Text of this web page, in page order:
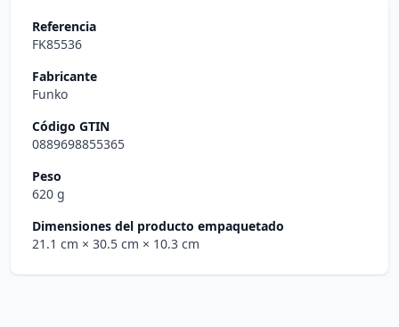
Referencia
FK85536
Fabricante
Funko
Código GTIN
0889698855365
Peso
620 g
Dimensiones del producto empaquetado
21.1 cm × 30.5 cm × 10.3 cm